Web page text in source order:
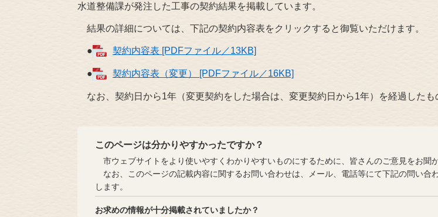
水道整備課が発注した工事の契約結果を掲載しています。
結果の詳細については、下記の契約内容表をクリックすると御覧いただけます。
● 契約内容表 [PDFファイル／13KB]
● 契約内容表（変更） [PDFファイル／16KB]
なお、契約日から1年（変更契約をした場合は、変更契約日から1年）を経過したも
このページは分かりやすかったですか？
市ウェブサイトをより使いやすくわかりやすいものにするために、皆さんのご意見をお聞か
なお、このページの記載内容に関するお問い合わせは、メール、電話等にて下記の問い合
します。
お求めの情報が十分掲載されていましたか？